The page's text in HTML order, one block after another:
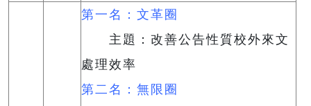
第一名：文革圈
主題：改善公告性質校外來文
處理效率
第二名：無限圈